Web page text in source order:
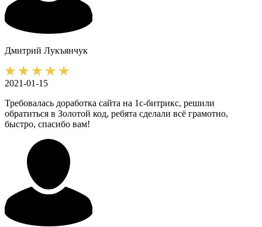
Дмитрий Лукъянчук
2021-01-15
Требовалась доработка сайта на 1с-битрикс, решили
обратиться в Золотой код, ребята сделали всё грамотно,
быстро, спасибо вам!